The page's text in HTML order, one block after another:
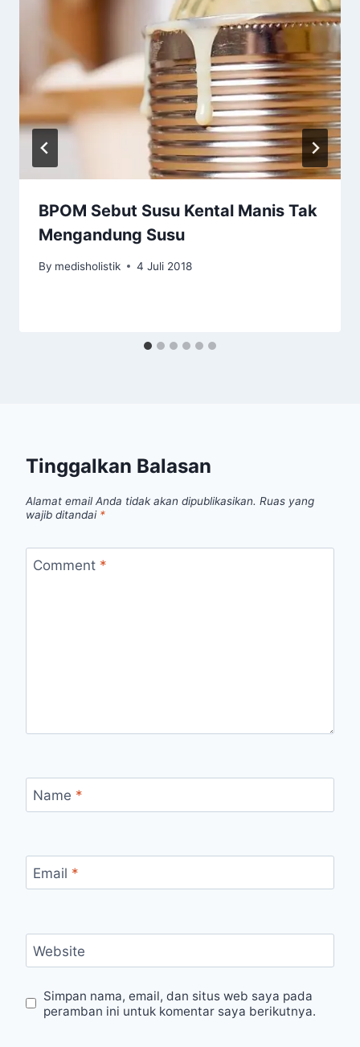
BPOM Sebut Susu Kental Manis Tak
Mengandung Susu
By medisholistik 4 Juli 2018
Tinggalkan Balasan
Alamat email Anda tidak akan dipublikasikan. Ruas yang
wajib ditandai *
Comment *
Name *
Email *
Website
Simpan nama, email, dan situs web saya pada
peramban ini untuk komentar saya berikutnya.